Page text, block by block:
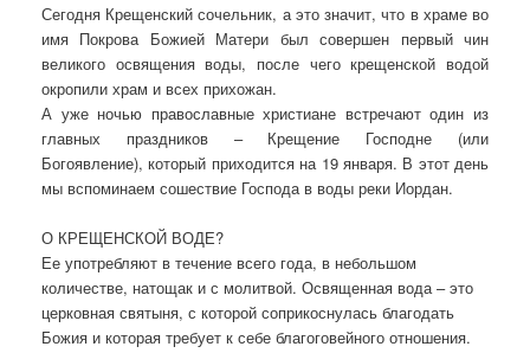
Сегодня Крещенский сочельник, а это значит, что в храме во
имя Покрова Божией Матери был совершен первый чин
великого освящения воды, после чего крещенской водой
окропили храм и всех прихожан.
А уже ночью православные христиане встречают один из
главных праздников – Крещение Господне (или
Богоявление), который приходится на 19 января. В этот день
мы вспоминаем сошествие Господа в воды реки Иордан.
О КРЕЩЕНСКОЙ ВОДЕ?
Ее употребляют в течение всего года, в небольшом
количестве, натощак и с молитвой. Освященная вода – это
церковная святыня, с которой соприкоснулась благодать
Божия и которая требует к себе благоговейного отношения.